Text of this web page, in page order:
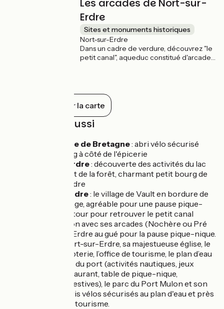
animations festives), les amateurs d'eau
seront ravis ! Abris vélos sécurisés au plan
d'eau et près de l'office de tourisme.
Les arcades de Nort-sur-
Erdre
Sites et monuments historiques
Nort-sur-Erdre
Dans un cadre de verdure, découvrez "le
petit canal", aqueduc constitué d'arcades
1833 et 1836, la rigole serpente dans la
commune et dévoile son patrimoine, tels
les ponts de pierre, lavoirs et bien sûr les
fameuses arcades.
Tout afficher sur la carte
À découvrir aussi
La Meilleraye de Bretagne: abri vélo sécurisé
dans le bourg à côté de l'épicerie
Joué-sur-Erdre: découverte des activités du lac
de Vioreau et de la forêt, charmant petit bourg de
Joué-sur-Erdre
Nort-sur-Erdre: le village de Vault en bordure de
l’Erdre sauvage, agréable pour une pause pique-
nique. Un détour pour retrouver le petit canal
d’alimentation avec ses arcades (Nochère ou Pré
Bourcier). L'Erdre au gué pour la pause pique-nique.
Arrivée à Nort-sur-Erdre, sa majestueuse église, le
port, sa minoterie, l’office de tourisme, le plan d’eau
et les jardins du port (activités nautiques, jeux
enfants, restaurant, table de pique-nique,
animations festives), le parc du Port Mulon et son
château. Abris vélos sécurisés au plan d'eau et près
de l'office de tourisme.